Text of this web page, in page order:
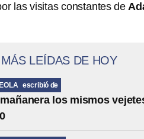
las visitas constantes de
LEÍDAS DE HOY
escribió de
los mismos